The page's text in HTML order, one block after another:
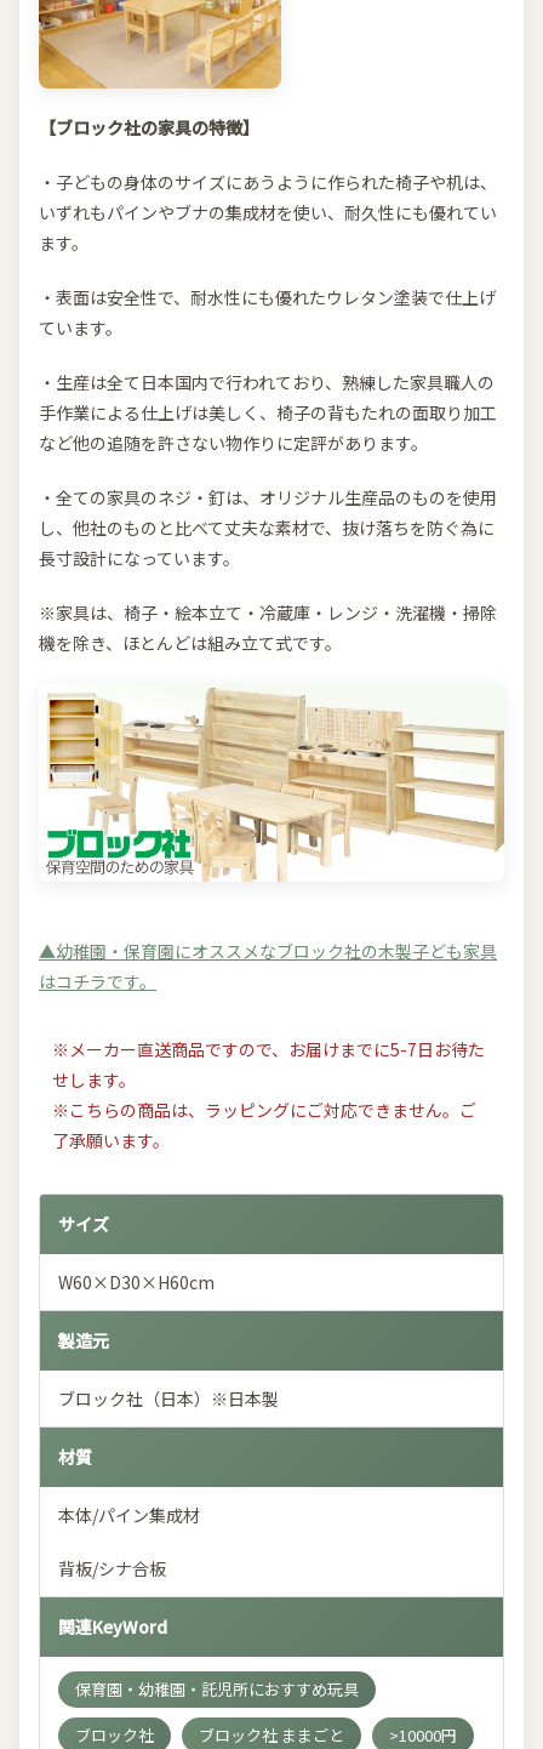
【ブロック社の家具の特徴】
・子どもの身体のサイズにあうように作られた椅子や机は、
いずれもパインやブナの集成材を使い、耐久性にも優れてい
ます。
・表面は安全性で、耐水性にも優れたウレタン塗装で仕上げ
ています。
・生産は全て日本国内で行われており、熟練した家具職人の
手作業による仕上げは美しく、椅子の背もたれの面取り加工
など他の追随を許さない物作りに定評があります。
・全ての家具のネジ・釘は、オリジナル生産品のものを使用
し、他社のものと比べて丈夫な素材で、抜け落ちを防ぐ為に
長寸設計になっています。
※家具は、椅子・絵本立て・冷蔵庫・レンジ・洗濯機・掃除
機を除き、ほとんどは組み立て式です。
▲幼稚園・保育園にオススメなブロック社の木製子ども家具
はコチラです。
※メーカー直送商品ですので、お届けまでに5-7日お待た
せします。
※こちらの商品は、ラッピングにご対応できません。ご
了承願います。
サイズ
W60×D30×H60cm
製造元
ブロック社（日本）※日本製
材質
本体/パイン集成材
背板/シナ合板
関連KeyWord
保育園・幼稚園・託児所におすすめ玩具
ブロック社
ブロック社 ままごと >10000円